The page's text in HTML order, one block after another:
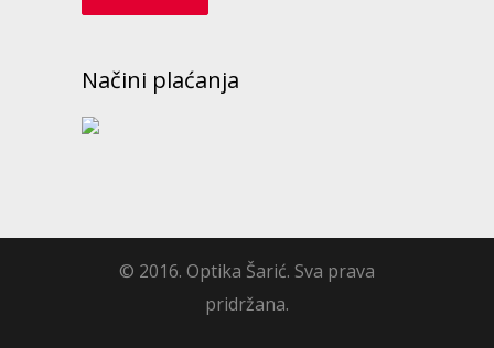
Načini plaćanja
© 2016. Optika Šarić. Sva prava
pridržana.